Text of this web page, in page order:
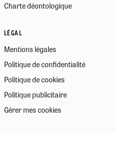
Charte déontologique
LÉGAL
Mentions légales
Politique de confidentialité
Politique de cookies
Politique publicitaire
Gérer mes cookies